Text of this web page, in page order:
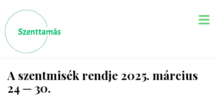
A szentmisék rendje 2025. március
24 ─ 30.